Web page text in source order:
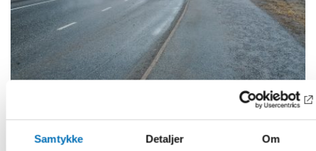
Samtykke Detaljer Om
VELFERDSTEKNOLOGI